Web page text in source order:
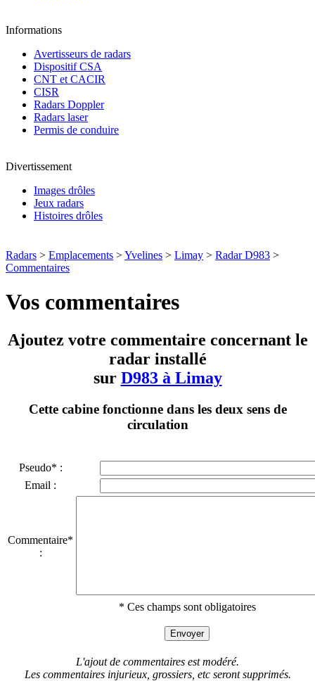
Informations
Avertisseurs de radars
Dispositif CSA
CNT et CACIR
CISR
Radars Doppler
Radars laser
Permis de conduire
Divertissement
Images drôles
Jeux radars
Histoires drôles
Radars > Emplacements >Yvelines > Limay > Radar D983 >
Commentaires
Vos commentaires
Ajoutez votre commentaire concernant le
radar installé
sur D983 à Limay
Cette cabine fonctionne dans les deux sens de
circulation
Pseudo* :
Email :
Commentaire*
:
* Ces champs sont obligatoires
L'ajout de commentaires est modéré.
Les commentaires injurieux, grossiers, etc seront supprimés.